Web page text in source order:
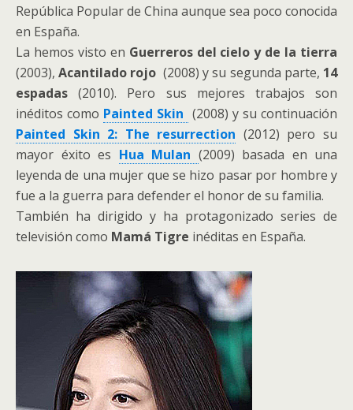
República Popular de China aunque sea poco conocida
en España.
La hemos visto en Guerreros del cielo y de la tierra
(2003),Acantilado rojo (2008) y su segunda parte, 14
espadas (2010). Pero sus mejores trabajos son
inéditos como Painted Skin (2008) y su continuación
Painted Skin 2: The resurrection (2012) pero su
mayor éxito es Hua Mulan (2009) basada en una
leyenda de una mujer que se hizo pasar por hombre y
fue a la guerra para defender el honor de su familia.
También ha dirigido y ha protagonizado series de
televisión como Mamá Tigre inéditas en España.